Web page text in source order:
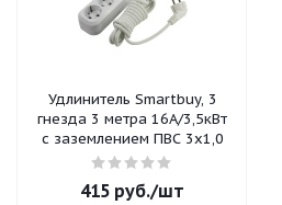
Удлинитель Smartbuy, 3
гнезда 3 метра 16А/3,5кВт
с заземлением ПВС 3х1,0
415 руб./шт